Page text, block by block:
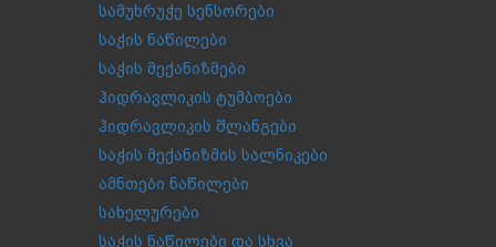
სამუხრუჭე სენსორები
საჭის ნაწილები
საჭის მექანიზმები
ჰიდრავლიკის ტუმბოები
ჰიდრავლიკის შლანგები
საჭის მექანიზმის სალნიკები
ამნთები ნაწილები
სახელურები
საჭის ნაწილები და სხვა